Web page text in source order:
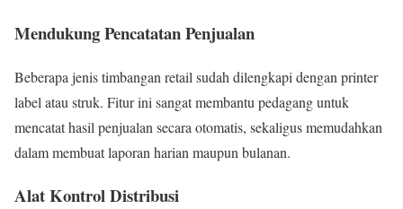
Mendukung Pencatatan Penjualan
Beberapa jenis timbangan retail sudah dilengkapi dengan printer
label atau struk. Fitur ini sangat membantu pedagang untuk
mencatat hasil penjualan secara otomatis, sekaligus memudahkan
dalam membuat laporan harian maupun bulanan.
Alat Kontrol Distribusi